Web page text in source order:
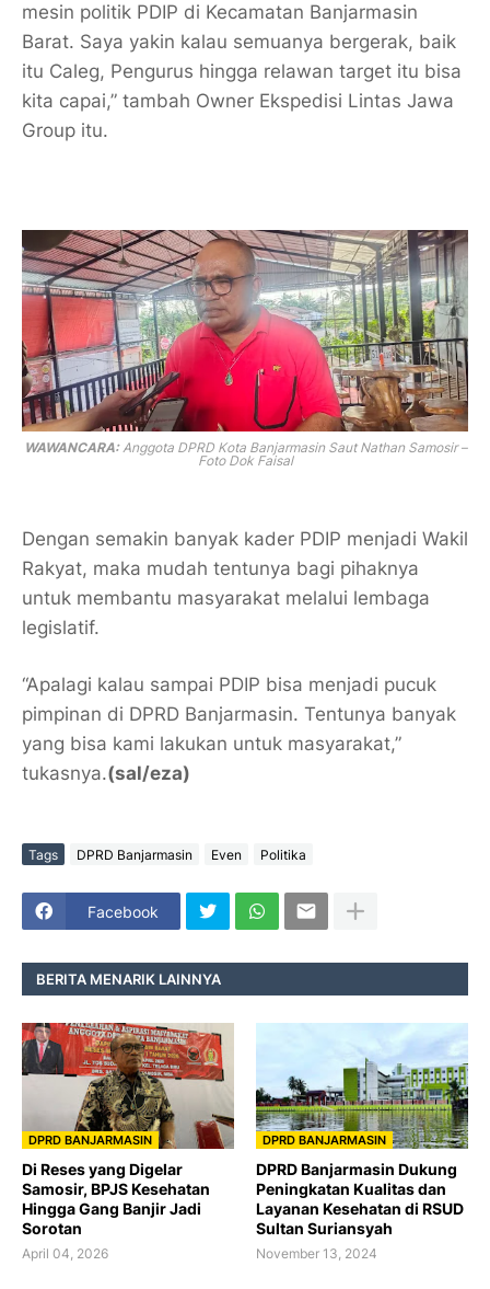
mesin politik PDIP di Kecamatan Banjarmasin
Barat. Saya yakin kalau semuanya bergerak, baik
itu Caleg, Pengurus hingga relawan target itu bisa
kita capai,” tambah Owner Ekspedisi Lintas Jawa
Group itu.
WAWANCARA:Anggota DPRD Kota Banjarmasin Saut Nathan Samosir –
Foto Dok Faisal
Dengan semakin banyak kader PDIP menjadi Wakil
Rakyat, maka mudah tentunya bagi pihaknya
untuk membantu masyarakat melalui lembaga
legislatif.
“Apalagi kalau sampai PDIP bisa menjadi pucuk
pimpinan di DPRD Banjarmasin. Tentunya banyak
yang bisa kami lakukan untuk masyarakat,”
tukasnya.(sal/eza)
Tags DPRD Banjarmasin Even Politika
Facebook
BERITA MENARIK LAINNYA
DPRD BANJARMASIN
Di Reses yang Digelar
Samosir, BPJS Kesehatan
Hingga Gang Banjir Jadi
Sorotan
April 04, 2026
DPRD BANJARMASIN
DPRD Banjarmasin Dukung
Peningkatan Kualitas dan
Layanan Kesehatan di RSUD
Sultan Suriansyah
November 13, 2024